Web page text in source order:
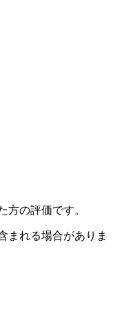
の評価です。
まれる場合がありま